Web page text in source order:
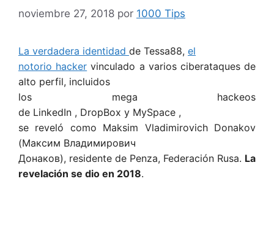
noviembre 27, 2018 por 1000 Tips
La verdadera identidad de Tessa88, el
notorio hacker vinculado a varios ciberataques de
alto perfil, incluidos
los mega hackeos
de LinkedIn , DropBox y MySpace ,
se reveló como Maksim Vladimirovich Donakov
(Максим Владимирович
Донаков), residente de Penza, Federación Rusa. La
revelación se dio en 2018.